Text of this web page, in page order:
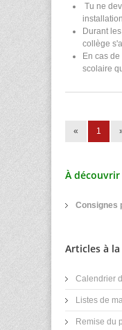
Tu ne
Durant
collège
En cas
scolaire
« 1
À découvrir
Consignes
Articles à la
Calendrier
Listes de
Remise du